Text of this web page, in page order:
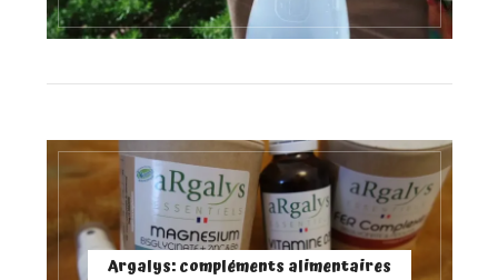
Argalys: compléments alimentaires